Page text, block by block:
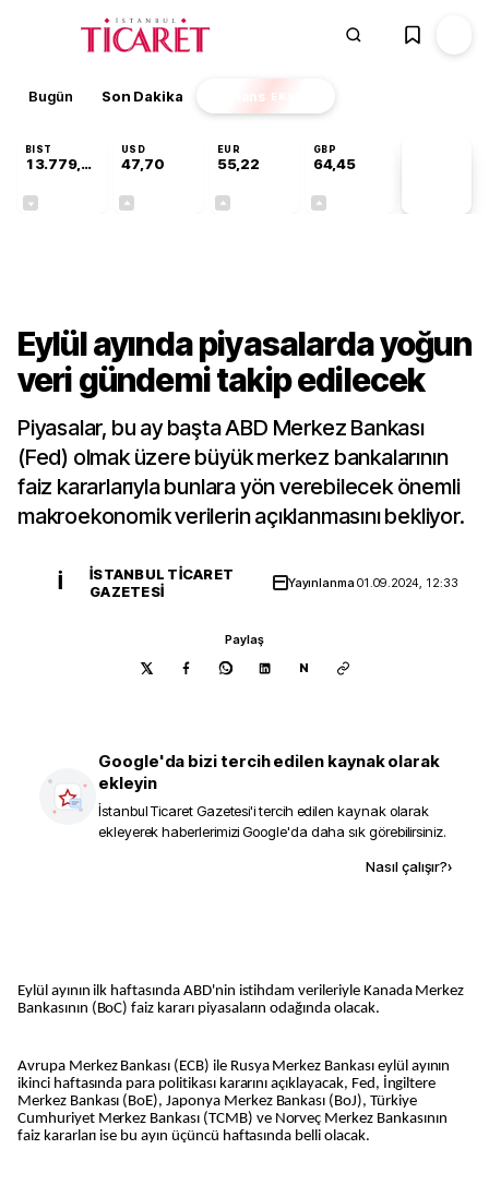
Bugün Son Dakika Finans EKSTRA
BIST
13.779,39
USD
47,70
EUR
55,22
GBP
64,45
Eylül ayında piyasalarda yoğun
veri gündemi takip edilecek
Piyasalar, bu ay başta ABD Merkez Bankası
(Fed) olmak üzere büyük merkez bankalarının
faiz kararlarıyla bunlara yön verebilecek önemli
makroekonomik verilerin açıklanmasını bekliyor.
İ
İSTANBUL TICARET
GAZETESI
Yayınlanma01.09.2024, 12:33
Paylaş
N
Google'da bizi tercih edilen kaynak olarak
ekleyin
İstanbul Ticaret Gazetesi'i tercih edilen kaynak olarak
ekleyerek haberlerimizi Google'da daha sık görebilirsiniz.
Nasıl çalışır?›
Eylül ayının ilk haftasında ABD'nin istihdam verileriyle Kanada Merkez
Bankasının (BoC) faiz kararı piyasaların odağında olacak.
Avrupa Merkez Bankası (ECB) ile Rusya Merkez Bankası eylül ayının
ikinci haftasında para politikası kararını açıklayacak, Fed, İngiltere
Merkez Bankası (BoE), Japonya Merkez Bankası (BoJ), Türkiye
Cumhuriyet Merkez Bankası (TCMB) ve Norveç Merkez Bankasının
faiz kararları ise bu ayın üçüncü haftasında belli olacak.